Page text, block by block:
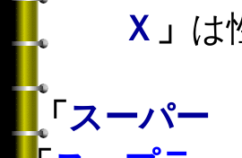
Ｘ 」 は
「 スーパー